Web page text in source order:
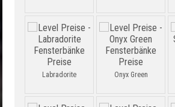
Labradorite Onyx Green